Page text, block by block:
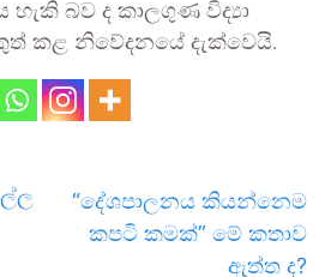
බව ද කාලගුණ විද්‍යා
කළ නිවේදනයේ දැක්වෙයි.
“දේශපාලනය කියන්නෙම
කපටි කමක්” මේ කතාව
ඇත්ත ද?